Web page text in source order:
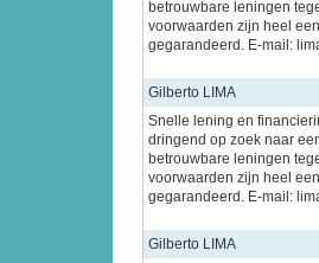
betrouwbare leningen
voorwaarden zijn heel
gegarandeerd. E-mail:
Gilberto LIMA
Snelle lening en
dringend op zoek naar
betrouwbare leningen
voorwaarden zijn heel
gegarandeerd. E-mail:
Gilberto LIMA